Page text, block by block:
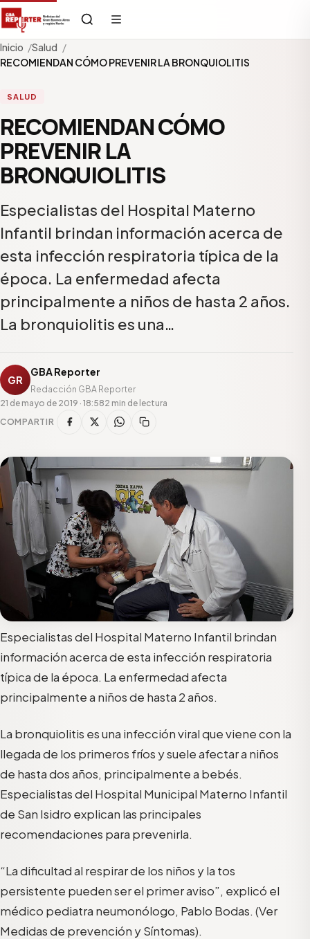
Inicio
Salud
RECOMIENDAN CÓMO PREVENIR LA BRONQUIOLITIS
SALUD
RECOMIENDAN CÓMO
PREVENIR LA
BRONQUIOLITIS
Especialistas del Hospital Materno
Infantil brindan información acerca de
esta infección respiratoria típica de la
época. La enfermedad afecta
principalmente a niños de hasta 2 años.
La bronquiolitis es una…
GR
GBA Reporter
Redacción GBA Reporter
21 de mayo de 2019 · 18:582 min de lectura
COMPARTIR
Especialistas del Hospital Materno Infantil brindan
información acerca de esta infección respiratoria
típica de la época. La enfermedad afecta
principalmente a niños de hasta 2 años.
La bronquiolitis es una infección viral que viene con la
llegada de los primeros fríos y suele afectar a niños
de hasta dos años, principalmente a bebés.
Especialistas del Hospital Municipal Materno Infantil
de San Isidro explican las principales
recomendaciones para prevenirla.
“La dificultad al respirar de los niños y la tos
persistente pueden ser el primer aviso”, explicó el
médico pediatra neumonólogo, Pablo Bodas. (Ver
Medidas de prevención y Síntomas).